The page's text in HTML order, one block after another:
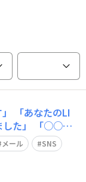
「あなたのLI
した」 「○○○
メールが、な
を変えてまた送
メール
SNS